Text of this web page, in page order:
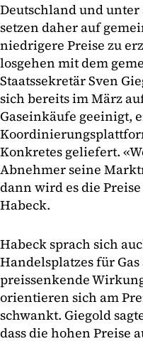
Deutschland und
setzen daher auf
niedrigere Preise zu
losgehen mit dem
Staatssekretär Sven
sich bereits im März
Gaseinkäufe geeinigt,
Konkretes geliefert.
Abnehmer seine
dann wird es die
Habeck.
Habeck sprach sich
Handelsplatzes für
preissenkende
orientieren sich am
schwankt. Giegold
dass die hohen Preise